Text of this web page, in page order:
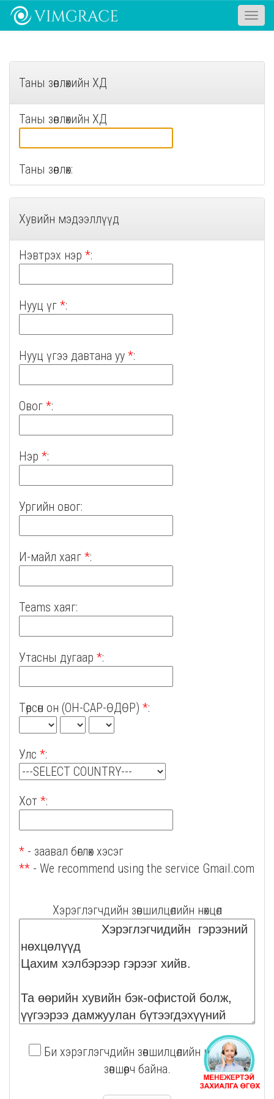
Toggle
Таны зөвлөхийн ХД
Таны зөвлөхийн ХД
Таны зөвлөх:
Хувийн мэдээллүүд
Нэвтрэх нэр *:
Нууц үг *:
Нууц үгээ давтана уу *:
Овог *:
Нэр *:
Ургийн овог:
И-майл хаяг *:
Teams хаяг:
Утасны дугаар *:
Төрсөн он (ОН-САР-ӨДӨР) *:
Улс *:
Хот *:
* - заавал бөглөх хэсэг
** - We recommend using the service Gmail.com
Хэрэглэгчдийн зөвшилцөлийн нөхцөл
Би хэрэглэгчдийн зөвшилцөлийн нөхцөлийг
зөвшөөрч байна.